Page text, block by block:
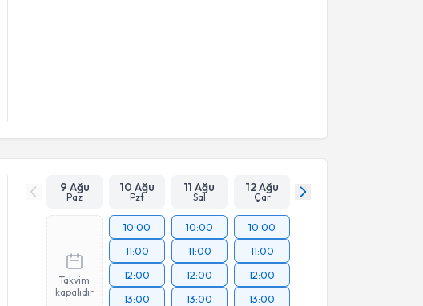
9 Ağu
Paz
10 Ağu
Pzt
11 Ağu
Sal
12 Ağu
Çar
Takvim
kapalıdır
10:00
11:00
12:00
13:00
10:00
11:00
12:00
13:00
10:00
11:00
12:00
13:00